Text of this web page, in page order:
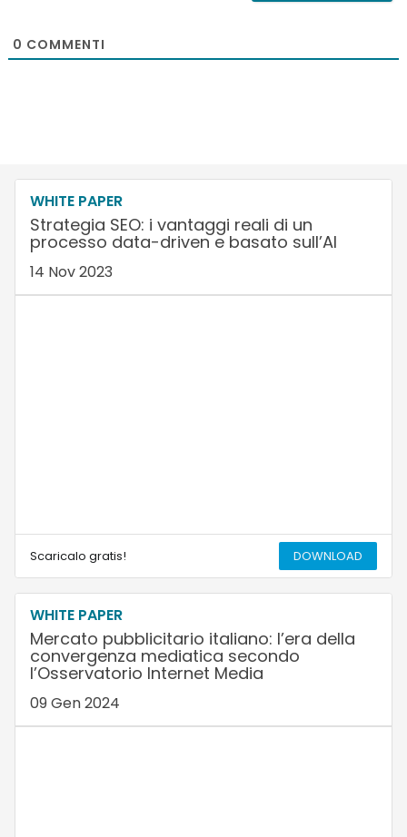
0 COMMENTI
WHITE PAPER
Strategia SEO: i vantaggi reali di un
processo data-driven e basato sull’AI
14 Nov 2023
Scaricalo gratis! DOWNLOAD
WHITE PAPER
Mercato pubblicitario italiano: l’era della
convergenza mediatica secondo
l’Osservatorio Internet Media
09 Gen 2024